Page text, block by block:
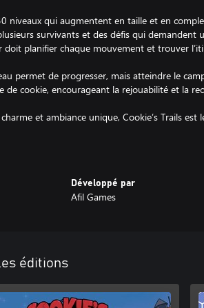
niveaux qui augmentent en taille et en
survivants et des défis qui demandent
doit planifier chaque mouvement et trouver
permet de progresser, mais atteindre le
de cookie, encourageant la rejouabilité et la
et ambiance unique, Cookie’s Trails
Développé par
Afil Games
éditions